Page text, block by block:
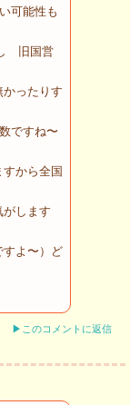
可能性も
旧国営
ったりす
ですね〜
から全国
します
すよ〜）ど
▶このコメントに返信